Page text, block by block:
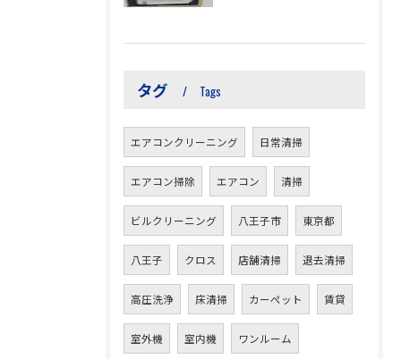
タグ Tags
エアコンクリーニング 日常清掃
エアコン掃除 エアコン 清掃
ビルクリーニング 八王子市 東京都
八王子 クロス 店舗清掃 退去清掃
高圧洗浄 床清掃 カーペット 賃貸
室外機 室内機 ワンルーム